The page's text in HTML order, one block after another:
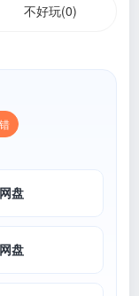
不好玩(0)
盘
盘